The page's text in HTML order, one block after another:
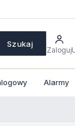
Szukaj
Zaloguj
Alarmy